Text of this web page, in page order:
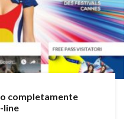
completamente
line